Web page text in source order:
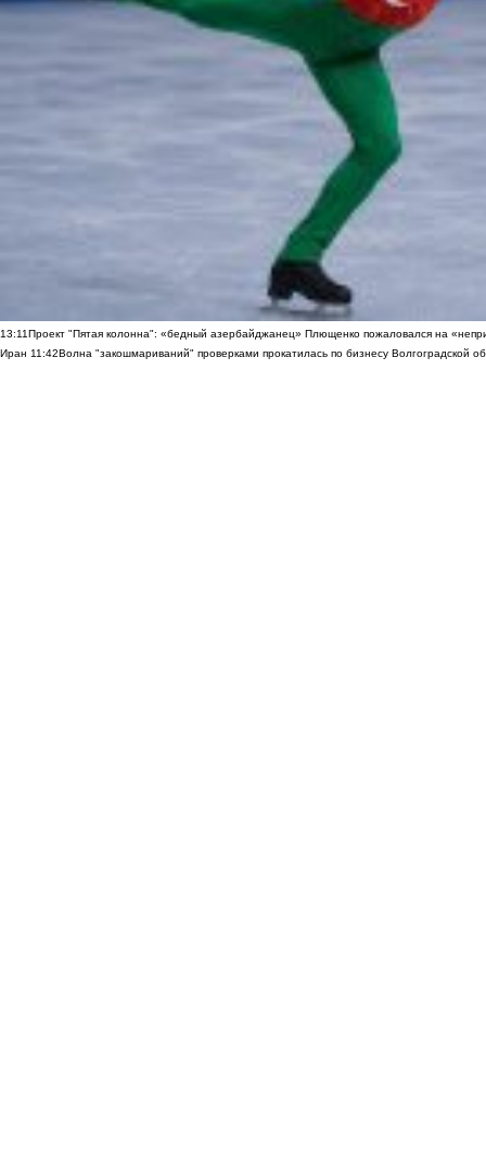
13:11Проект "Пятая колонна": «бедный азербайджанец» Плющенко пожаловался на
Иран 11:42Волна "закошмариваний" проверками прокатилась по бизнесу Волгоградской